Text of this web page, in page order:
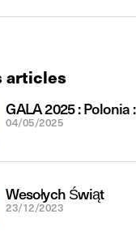
articles
GALA 2025 : Polonia
04/05/2025
Wesołych Świąt
23/12/2023